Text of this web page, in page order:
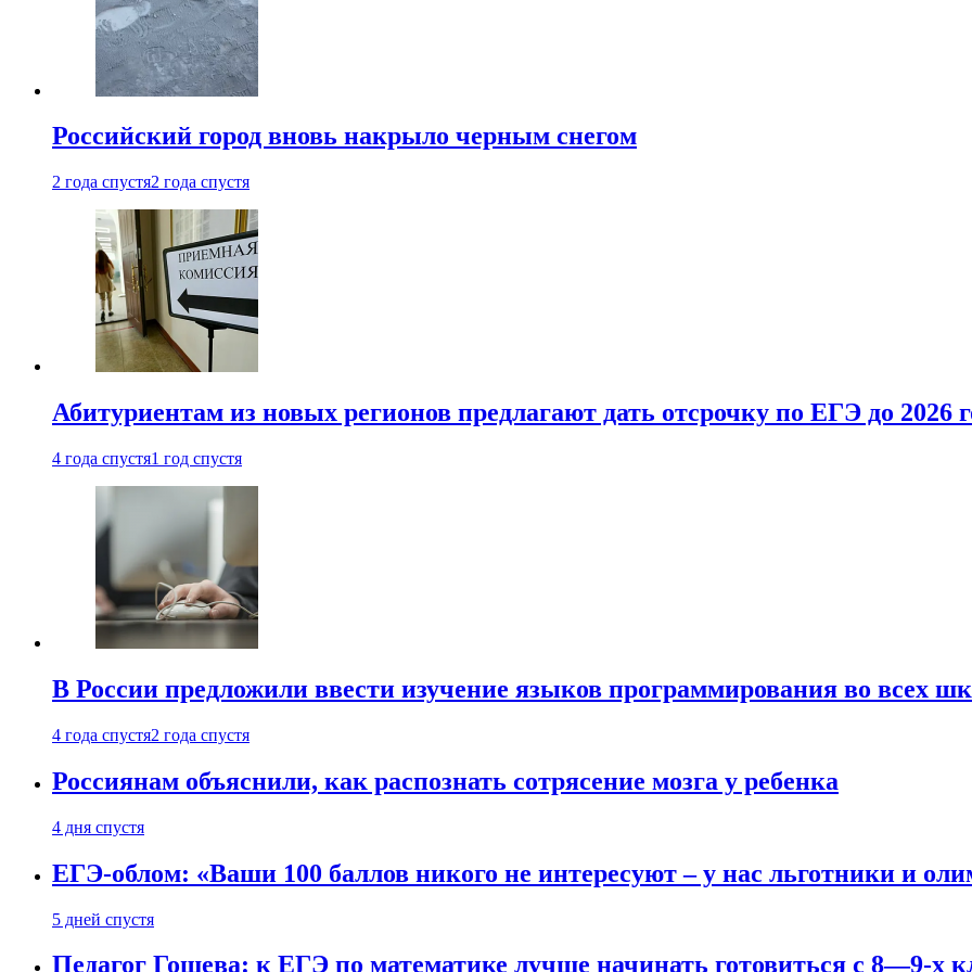
Российский город вновь накрыло черным снегом
2 года спустя2 года спустя
Абитуриентам из новых регионов предлагают дать отсрочку по ЕГЭ до 2026
4 года спустя1 год спустя
В России предложили ввести изучение языков программирования во всех
4 года спустя2 года спустя
Россиянам объяснили, как распознать сотрясение мозга у ребенка
4 дня спустя
ЕГЭ-облом: «Ваши 100 баллов никого не интересуют – у нас льготники и
5 дней спустя
Педагог Гошева: к ЕГЭ по математике лучше начинать готовиться с 8—9-х